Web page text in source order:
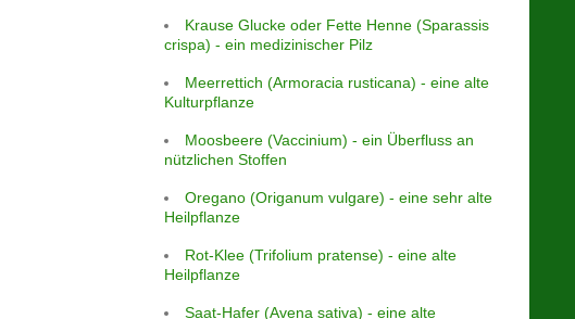
Krause Glucke oder Fette Henne (Sparassis
crispa) - ein medizinischer Pilz
Meerrettich (Armoracia rusticana) - eine alte
Kulturpflanze
Moosbeere (Vaccinium) - ein Überfluss an
nützlichen Stoffen
Oregano (Origanum vulgare) - eine sehr alte
Heilpflanze
Rot-Klee (Trifolium pratense) - eine alte
Heilpflanze
Saat-Hafer (Avena sativa) - eine alte